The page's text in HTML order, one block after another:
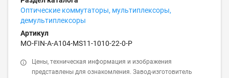
Оптические коммутаторы, мультиплексоры,
демультиплексоры
Артикул
MO-FIN-A-A104-MS11-1010-22-0-P
Цены, техническая информация и изображения
представлены для ознакомления. Завод-изготовитель